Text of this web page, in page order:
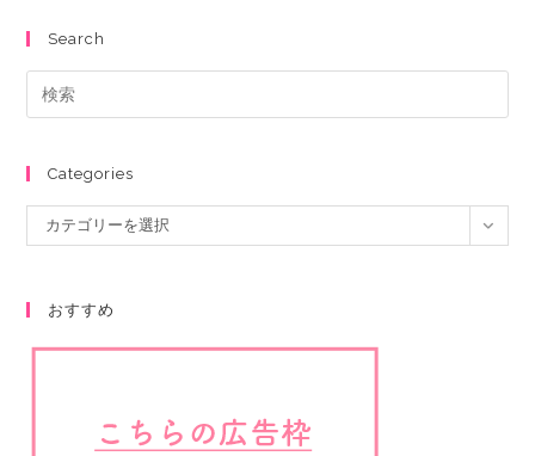
Search
Categories
カテゴリーを選択
おすすめ